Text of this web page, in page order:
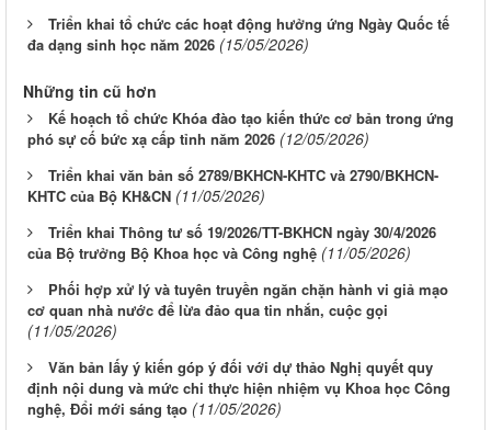
Triển khai tổ chức các hoạt động hưởng ứng Ngày Quốc tế
đa dạng sinh học năm 2026 (15/05/2026)
Những tin cũ hơn
Kế hoạch tổ chức Khóa đào tạo kiến thức cơ bản trong ứng
phó sự cố bức xạ cấp tỉnh năm 2026 (12/05/2026)
Triển khai văn bản số 2789/BKHCN-KHTC và 2790/BKHCN-
KHTC của Bộ KH&CN (11/05/2026)
Triển khai Thông tư số 19/2026/TT-BKHCN ngày 30/4/2026
của Bộ trưởng Bộ Khoa học và Công nghệ (11/05/2026)
Phối hợp xử lý và tuyên truyền ngăn chặn hành vi giả mạo
cơ quan nhà nước để lừa đảo qua tin nhắn, cuộc gọi
(11/05/2026)
Văn bản lấy ý kiến góp ý đối với dự thảo Nghị quyết quy
định nội dung và mức chi thực hiện nhiệm vụ Khoa học Công
nghệ, Đổi mới sáng tạo (11/05/2026)